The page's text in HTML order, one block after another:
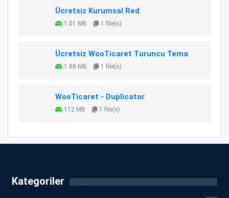
Ücretsiz Kurumsal Red
1.01 MB 1 file(s)
Ücretsiz WooTicaret Turuncu Tema
1.88 MB 1 file(s)
WooTicaret - Duplicator
112 MB 1 file(s)
Kategoriler